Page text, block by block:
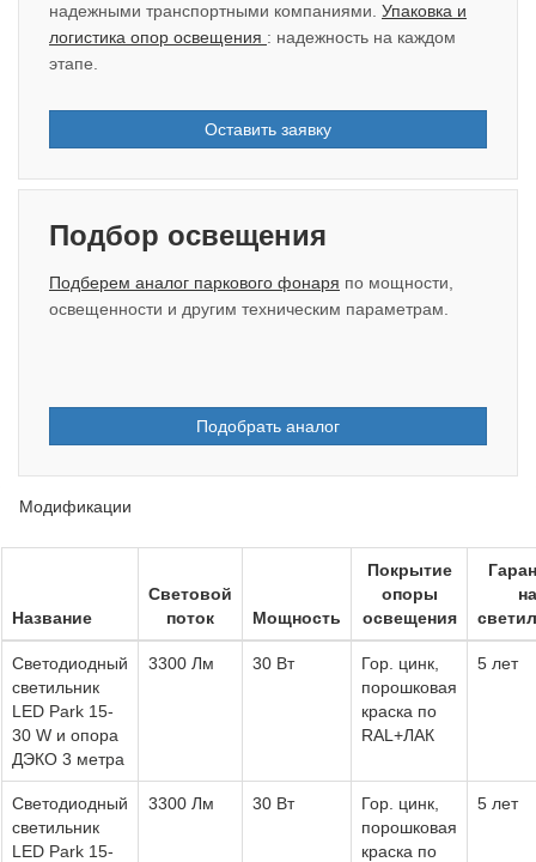
надежными транспортными компаниями. Упаковка и
логистика опор освещения : надежность на каждом
этапе.
Оставить заявку
Подбор освещения
Подберем аналог паркового фонаря по мощности,
освещенности и другим техническим параметрам.
Подобрать аналог
Модификации
Название
Световой
поток
Мощность
Покрытие
опоры
освещения
на
Светодиодный
светильник
LED Park 15-
30 W и опора
ДЭКО 3 метра
3300 Лм 30 Вт
Гор. цинк,
порошковая
краска по
RAL+ЛАК
5 лет
Светодиодный
светильник
LED Park 15-
3300 Лм 30 Вт
Гор. цинк,
порошковая
краска по
5 лет